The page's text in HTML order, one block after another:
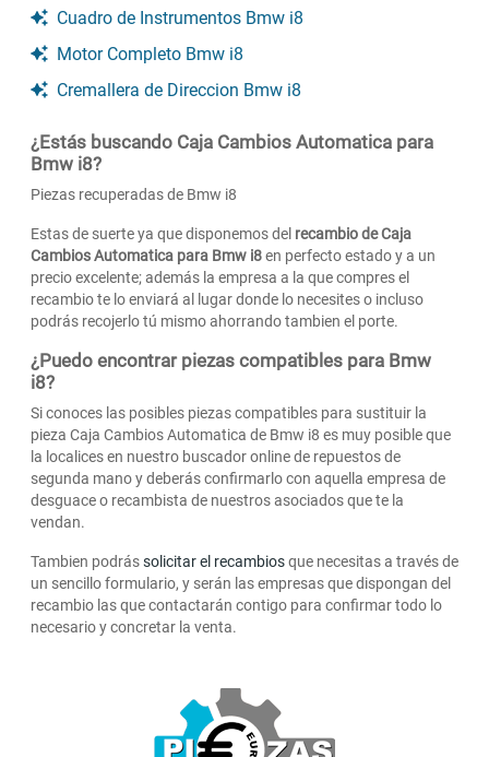
Cuadro de Instrumentos Bmw i8
Motor Completo Bmw i8
Cremallera de Direccion Bmw i8
¿Estás buscando Caja Cambios Automatica para
Bmw i8?
Piezas recuperadas de Bmw i8
Estas de suerte ya que disponemos del recambio de Caja
Cambios Automatica para Bmw i8en perfecto estado y a un
precio excelente; además la empresa a la que compres el
recambio te lo enviará al lugar donde lo necesites o incluso
podrás recojerlo tú mismo ahorrando tambien el porte.
¿Puedo encontrar piezas compatibles para Bmw
i8?
Si conoces las posibles piezas compatibles para sustituir la
pieza Caja Cambios Automatica de Bmw i8 es muy posible que
la localices en nuestro buscador online de repuestos de
segunda mano y deberás confirmarlo con aquella empresa de
desguace o recambista de nuestros asociados que te la
vendan.
Tambien podrássolicitar el recambiosque necesitas a través de
un sencillo formulario, y serán las empresas que dispongan del
recambio las que contactarán contigo para confirmar todo lo
necesario y concretar la venta.